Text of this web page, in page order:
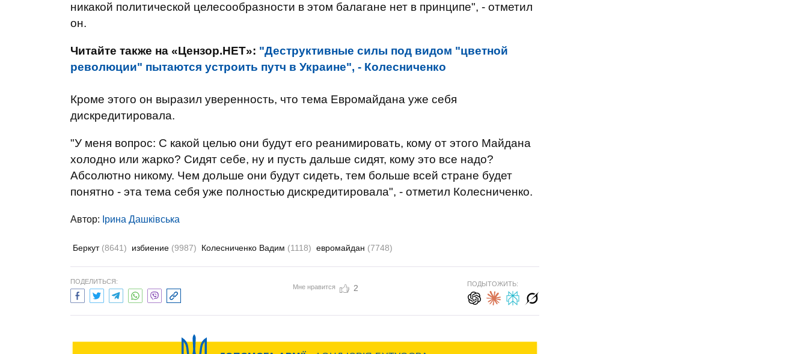
никакой политической целесообразности в этом балагане нет в принципе", - отметил
он.
Читайте также на «Цензор.НЕТ»: "Деструктивные силы под видом "цветной
революции" пытаются устроить путч в Украине", - Колесниченко
Кроме этого он выразил уверенность, что тема Евромайдана уже себя
дискредитировала.
"У меня вопрос: С какой целью они будут его реанимировать, кому от этого Майдана
холодно или жарко? Сидят себе, ну и пусть дальше сидят, кому это все надо?
Абсолютно никому. Чем дольше они будут сидеть, тем больше всей стране будет
понятно - эта тема себя уже полностью дискредитировала", - отметил Колесниченко.
Автор: Ірина Дашківська
Беркут (8641) избиение (9987) Колесниченко Вадим (1118) евромайдан (7748)
ПОДЕЛИТЬСЯ:
Мне нравится 2 ПОДЫТОЖИТЬ: